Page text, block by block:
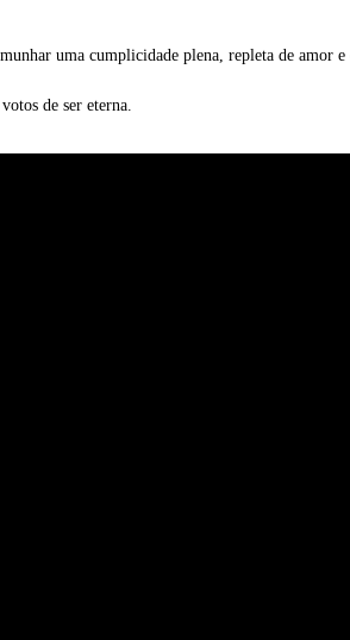
uma cumplicidade plena, repleta de amor
de ser eterna.